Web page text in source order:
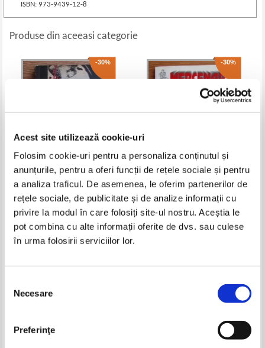
Acest site utilizează cookie-uri
Folosim cookie-uri pentru a personaliza conținutul și
anunțurile, pentru a oferi funcții de rețele sociale și pentru
a analiza traficul. De asemenea, le oferim partenerilor de
rețele sociale, de publicitate și de analize informații cu
privire la modul în care folosiți site-ul nostru. Aceștia le
pot combina cu alte informații oferite de dvs. sau culese
în urma folosirii serviciilor lor.
consimțământului
Necesare
Preferinţe
ISBN: 973-9439-12-8
Produse din aceeasi categorie
-30%
Haralamb Zinca - Supersonicul
01 decoleaza in zori
Pret: 10,00Lei 7,00 Lei
Adaugă în coș
-30%
Dick Stanford - Cruciada mortii
Pret:10,00Lei 7,00 Lei
Adaugă în coș